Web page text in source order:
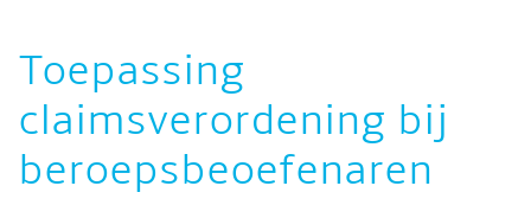
Toepassing
claimsverordening bij
beroepsbeoefenaren